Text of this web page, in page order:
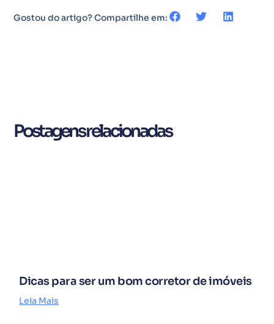
Gostou do artigo? Compartilhe em:
Postagens relacionadas
Dicas para ser um bom corretor de imóveis
Leia Mais